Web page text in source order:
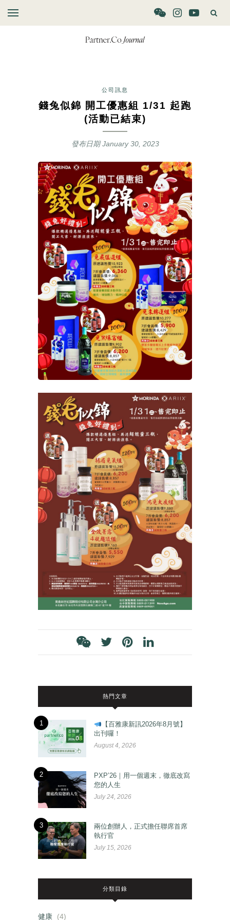
公司訊息
錢兔似錦 開工優惠組 1/31 起跑
(活動已結束)
發布日期January 30, 2023
熱門文章
1
【百雅康新訊2026年8月號】
出刊囉！
August 4, 2026
2
PXP’26｜用一個週末，徹底改寫
您的人生
July 24, 2026
3
兩位創辦人，正式擔任聯席首席
執行官
July 15, 2026
分類目錄
健康 (4)